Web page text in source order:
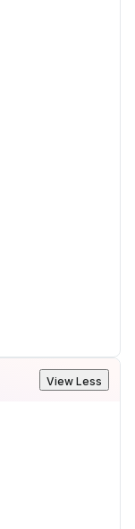
View Less